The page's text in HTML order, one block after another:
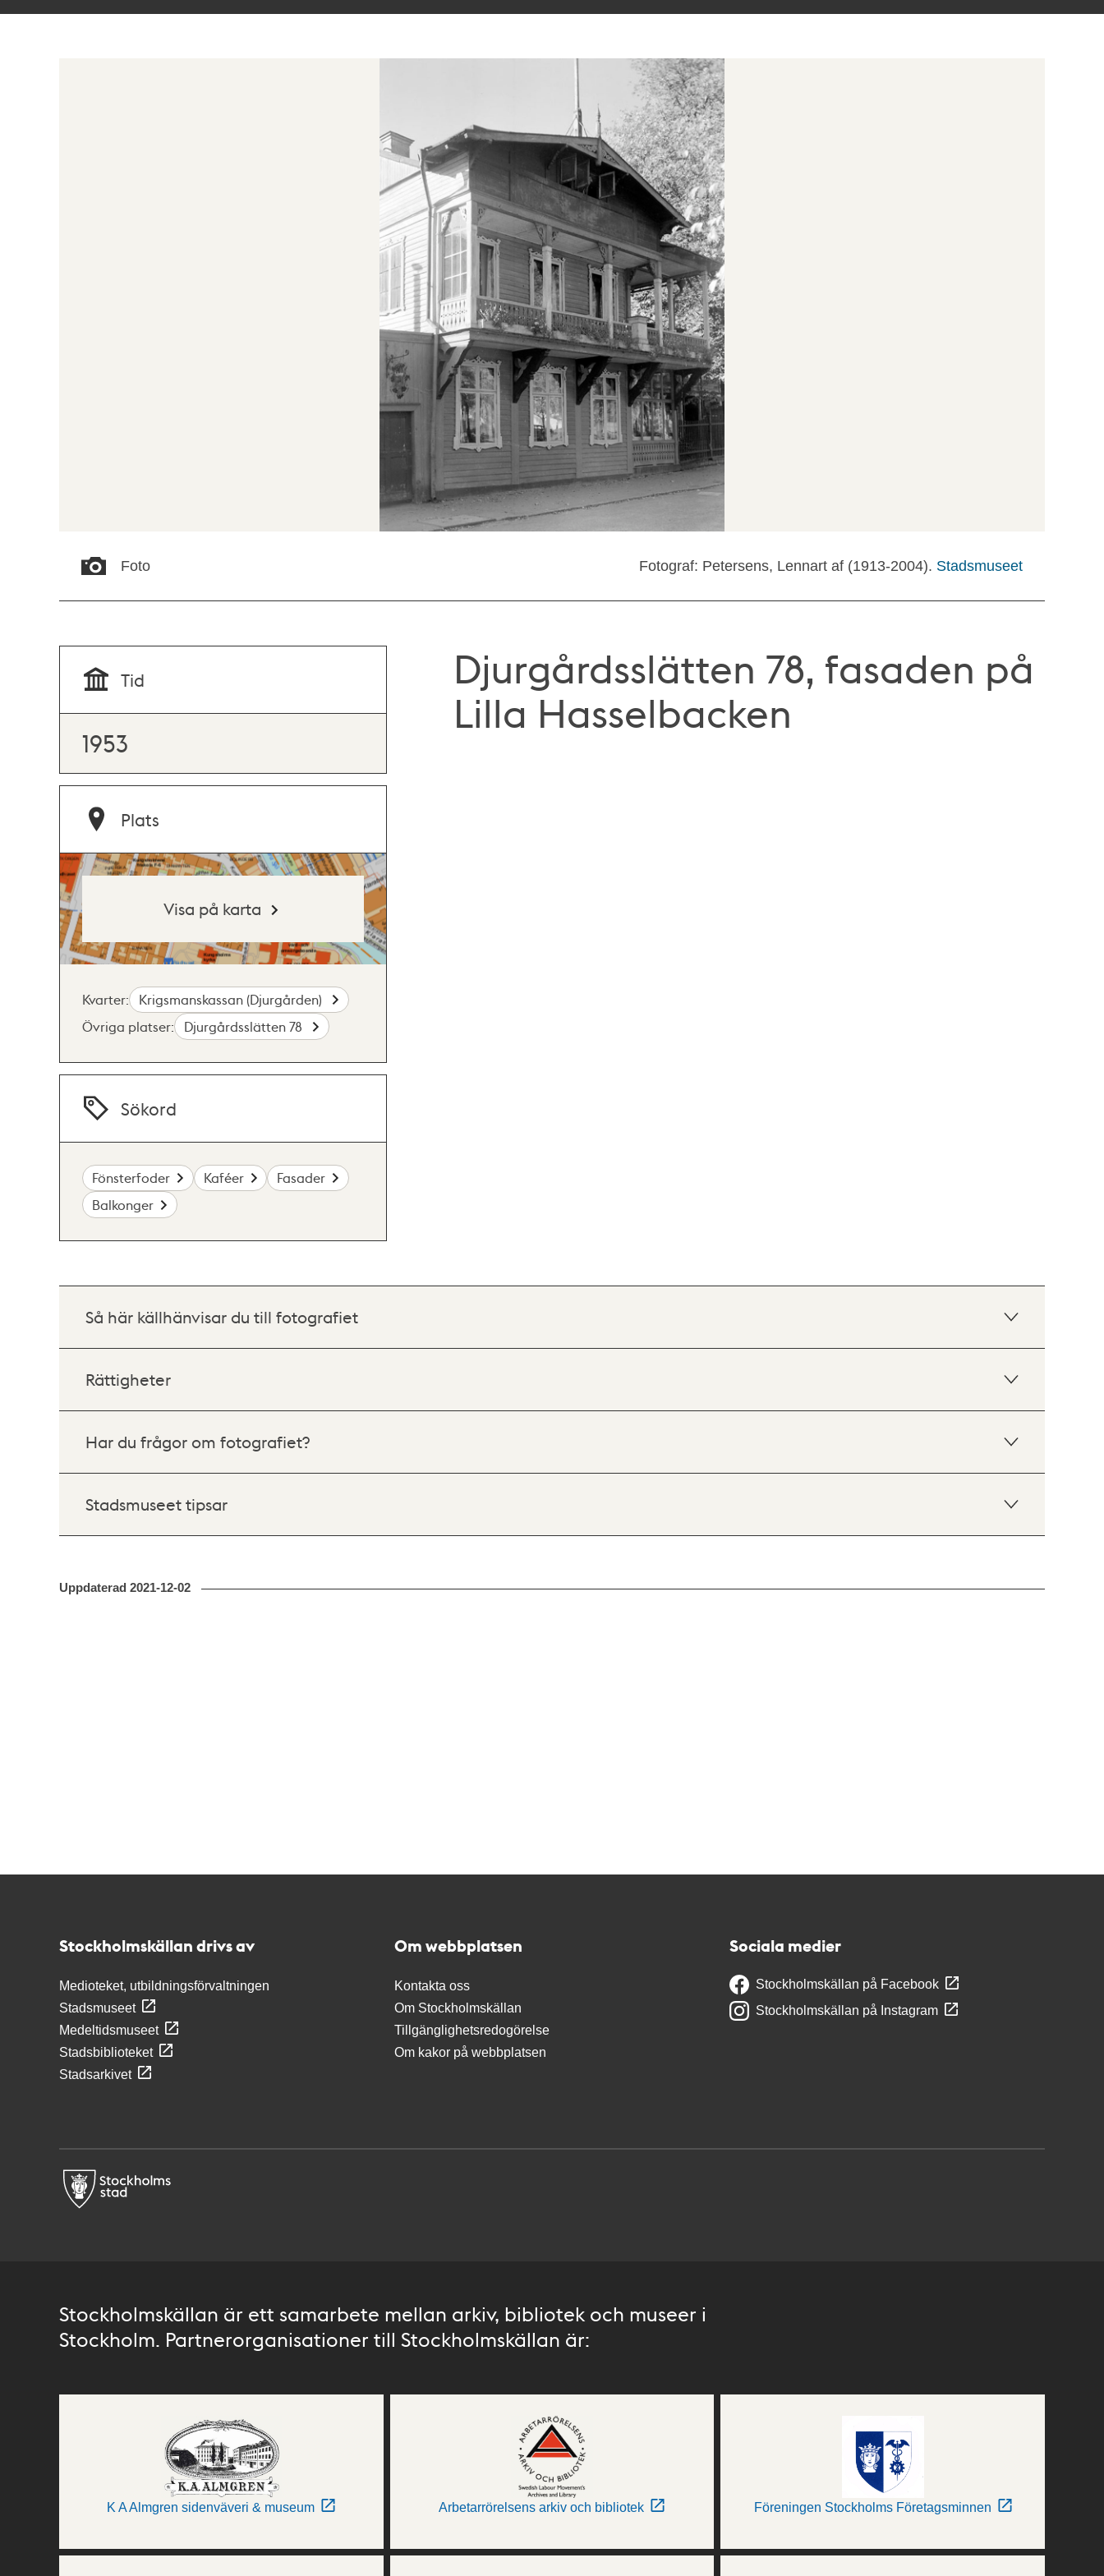
Foto Fotograf: Petersens, Lennart af (1913-2004). Stadsmuseet
Djurgårdsslätten 78, fasaden på
Lilla Hasselbacken
Tid
1953
Plats
Visa på karta
Kvarter:
Krigsmanskassan (Djurgården)
Övriga platser:
Djurgårdsslätten 78
Sökord
Fönsterfoder Kaféer
Fasader
Balkonger
Så här källhänvisar du till fotografiet
Rättigheter
Har du frågor om fotografiet?
Stadsmuseet tipsar
Uppdaterad 2021-12-02
Stockholmskällan drivs av
Medioteket, utbildningsförvaltningen
Stadsmuseet
Medeltidsmuseet
Stadsbiblioteket
Stadsarkivet
Om webbplatsen
Kontakta oss
Om Stockholmskällan
Tillgänglighetsredogörelse
Om kakor på webbplatsen
Sociala medier
Stockholmskällan på Facebook
Stockholmskällan på Instagram
Stockholmskällan är ett samarbete mellan arkiv, bibliotek och museer i
Stockholm. Partnerorganisationer till Stockholmskällan är:
K A Almgren sidenväveri & museum Arbetarrörelsens arkiv och bibliotek Föreningen Stockholms Företagsminnen